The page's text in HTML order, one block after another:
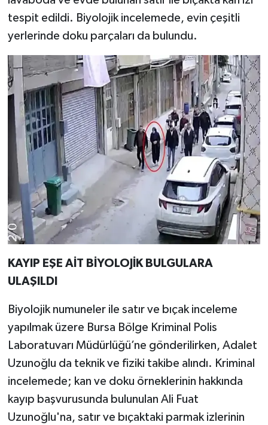
tespit edildi. Biyolojik incelemede, evin çeşitli
yerlerinde doku parçaları da bulundu.
KAYIP EŞE AİT BİYOLOJİK BULGULARA
ULAŞILDI
Biyolojik numuneler ile satır ve bıçak inceleme
yapılmak üzere Bursa Bölge Kriminal Polis
Laboratuvarı Müdürlüğü’ne gönderilirken, Adalet
Uzunoğlu da teknik ve fiziki takibe alındı. Kriminal
incelemede; kan ve doku örneklerinin hakkında
kayıp başvurusunda bulunulan Ali Fuat
Uzunoğlu'na, satır ve bıçaktaki parmak izlerinin